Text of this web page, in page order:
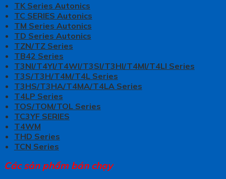
TK Series Autonics
TC SERIES Autonics
TM Series Autonics
TD Series Autonics
TZN/TZ Series
TB42 Series
T3NI/T4YI/T4WI/T3SI/T3HI/T4MI/T4LI Series
T3S/T3H/T4M/T4L Series
T3HS/T3HA/T4MA/T4LA Series
T4LP Series
TOS/TOM/TOL Series
TC3YF SERIES
T4WM
THD Series
TCN Series
Các sản phẩm bán chạy